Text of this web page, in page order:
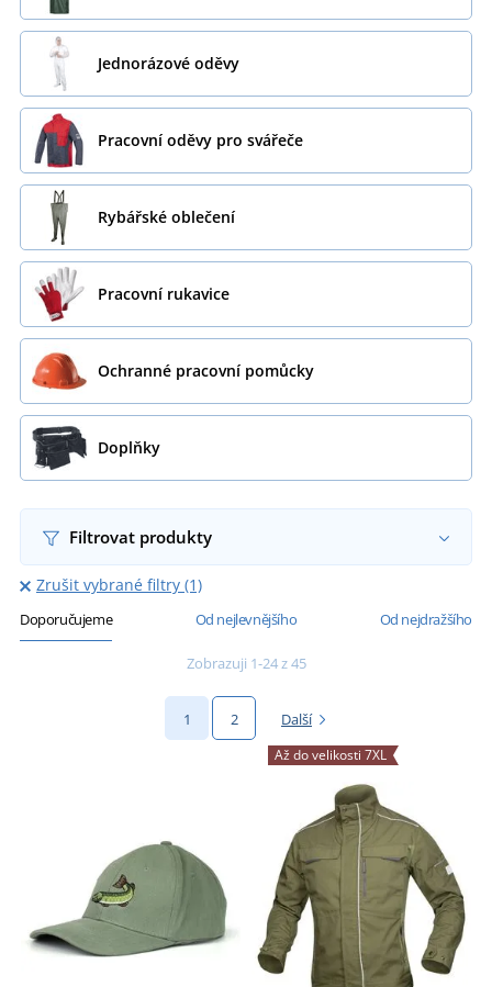
Jednorázové oděvy
Pracovní oděvy pro svářeče
Rybářské oblečení
Pracovní rukavice
Ochranné pracovní pomůcky
Doplňky
Filtrovat produkty
Zrušit vybrané filtry (1)
Doporučujeme Od nejlevnějšího Od nejdražšího
Zobrazuji 1-24 z 45
1 2 Další
Až do velikosti 7XL